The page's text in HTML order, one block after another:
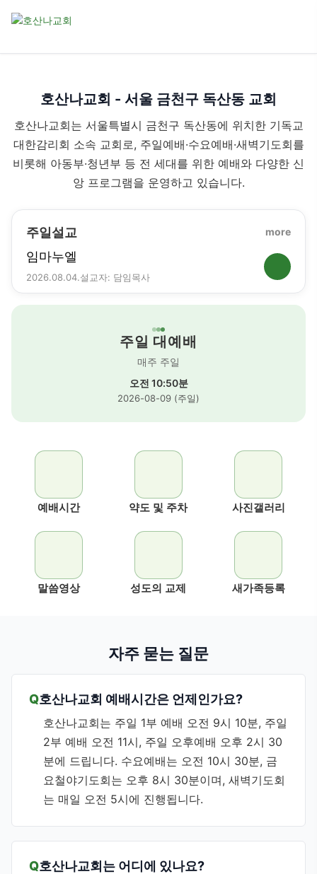
호산나교회 - 서울 금천구 독산동 교회
호산나교회는 서울특별시 금천구 독산동에 위치한 기독교
대한감리회 소속 교회로, 주일예배·수요예배·새벽기도회를
비롯해 아동부·청년부 등 전 세대를 위한 예배와 다양한 신
앙 프로그램을 운영하고 있습니다.
주일 대예배
매주 주일
오전 10:50분
2026-08-09 (주일)
주일설교 more
임마누엘
2026.08.04.설교자: 담임목사
예배시간 약도 및 주차 사진갤러리
말씀영상 성도의 교제 새가족등록
자주 묻는 질문
호산나교회 예배시간은 언제인가요?
호산나교회는 주일 1부 예배 오전 9시 10분, 주일
2부 예배 오전 11시, 주일 오후예배 오후 2시 30
분에 드립니다. 수요예배는 오전 10시 30분, 금
요철야기도회는 오후 8시 30분이며, 새벽기도회
는 매일 오전 5시에 진행됩니다.
호산나교회는 어디에 있나요?